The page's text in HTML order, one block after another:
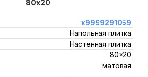
80x20
х9999291059
Напольная плитка
Настенная плитка
80x20
матовая